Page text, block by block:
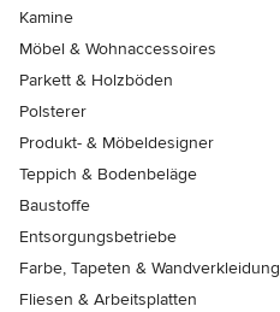
Kamine
Möbel & Wohnaccessoires
Parkett & Holzböden
Polsterer
Produkt- & Möbeldesigner
Teppich & Bodenbeläge
Baustoffe
Entsorgungsbetriebe
Farbe, Tapeten & Wandverkleidung
Fliesen & Arbeitsplatten